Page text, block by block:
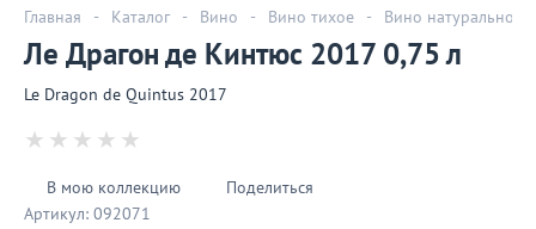
Главная - Каталог - Вино - Вино тихое - Вино натуральное
Ле Драгон де Кинтюс 2017 0,75 л
Le Dragon de Quintus 2017
В мою коллекцию
Поделиться
Артикул: 092071